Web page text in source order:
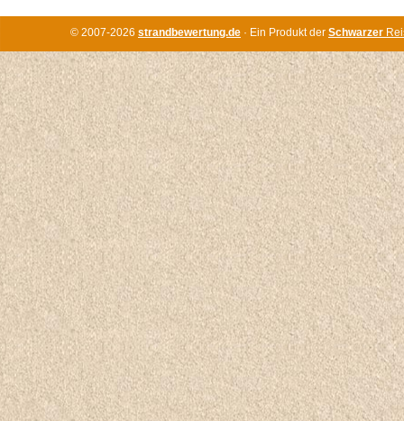
© 2007-2026 strandbewertung.de · Ein Produkt der Schwarzer